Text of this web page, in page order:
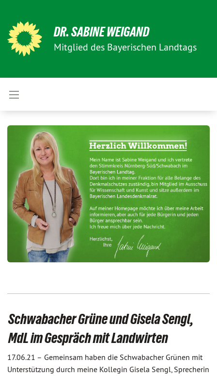
DR. SABINE WEIGAND
Mitglied des Bayerischen Landtags
Schwabacher Grüne und Gisela Sengl,
MdL im Gespräch mit Landwirten
17.06.21 – Gemeinsam haben die Schwabacher Grünen mit
Unterstützung durch meine Kollegin Gisela Sengl, Sprecherin